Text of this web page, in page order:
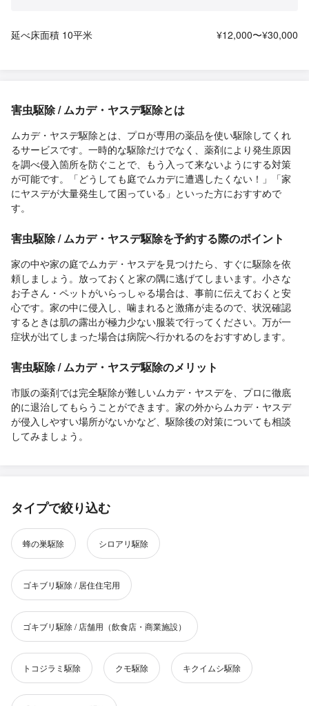
延べ床面積 10平米 ¥12,000〜¥30,000
害虫駆除 / ムカデ・ヤスデ駆除とは
ムカデ・ヤスデ駆除とは、プロが専用の薬品を使い駆除してくれ
るサービスです。一時的な駆除だけでなく、薬剤により発生原因
を調べ侵入箇所を防ぐことで、もう入って来ないようにする対策
が可能です。「どうしても庭でムカデに遭遇したくない！」「家
にヤスデが大量発生して困っている」といった方におすすめで
す。
害虫駆除 / ムカデ・ヤスデ駆除を予約する際のポイント
家の中や家の庭でムカデ・ヤスデを見つけたら、すぐに駆除を依
頼しましょう。放っておくと家の隅に逃げてしまいます。小さな
お子さん・ペットがいらっしゃる場合は、事前に伝えておくと安
心です。家の中に侵入し、噛まれると激痛が走るので、状況確認
するときは肌の露出が極力少ない服装で行ってください。万が一
症状が出てしまった場合は病院へ行かれるのをおすすめします。
害虫駆除 / ムカデ・ヤスデ駆除のメリット
市販の薬剤では完全駆除が難しいムカデ・ヤスデを、プロに徹底
的に退治してもらうことができます。家の外からムカデ・ヤスデ
が侵入しやすい場所がないかなど、駆除後の対策についても相談
してみましょう。
タイプで絞り込む
蜂の巣駆除 シロアリ駆除
ゴキブリ駆除 / 居住住宅用
ゴキブリ駆除 / 店舗用（飲食店・商業施設）
トコジラミ駆除 クモ駆除 キクイムシ駆除